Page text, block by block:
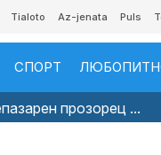
Tialoto Az-jenata Puls
СПОРТ
прозорец ...